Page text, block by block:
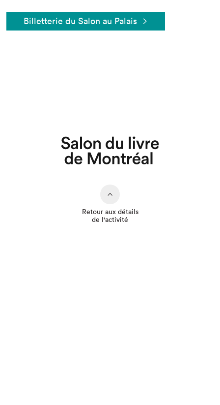
Billetterie du Salon au Palais
Retour aux détails
de l'activité